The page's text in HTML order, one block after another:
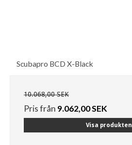
Scubapro BCD X-Black
10.068,00 SEK
Pris från 9.062,00 SEK
Visa produkten